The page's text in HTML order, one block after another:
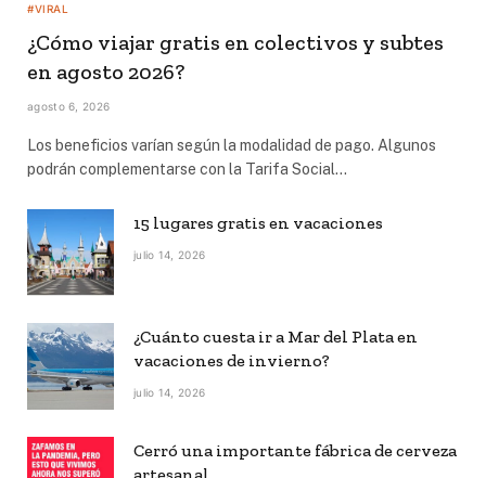
#VIRAL
¿Cómo viajar gratis en colectivos y subtes
en agosto 2026?
agosto 6, 2026
Los beneficios varían según la modalidad de pago. Algunos
podrán complementarse con la Tarifa Social…
15 lugares gratis en vacaciones
julio 14, 2026
¿Cuánto cuesta ir a Mar del Plata en
vacaciones de invierno?
julio 14, 2026
Cerró una importante fábrica de cerveza